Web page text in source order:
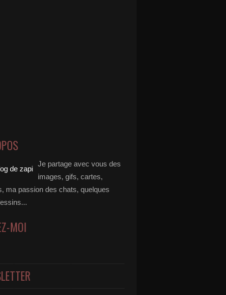
Je partage avec vous des
images, gifs, cartes,
ma passion des chats, quelques
MOI